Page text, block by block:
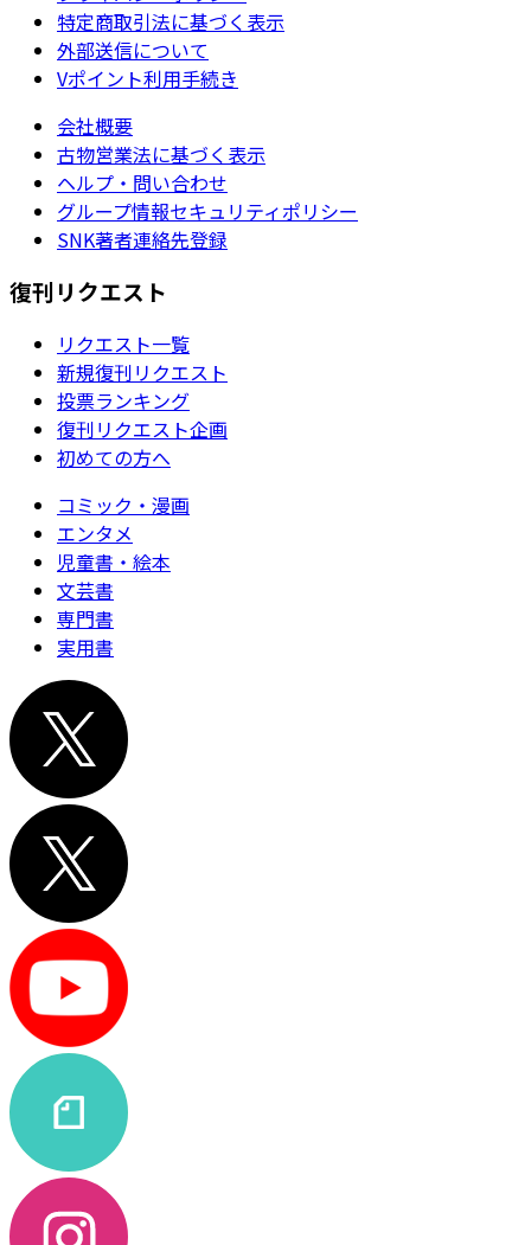
特定商取引法に基づく表示
外部送信について
Vポイント利用手続き
会社概要
古物営業法に基づく表示
ヘルプ・問い合わせ
グループ情報セキュリティポリシー
SNK著者連絡先登録
復刊リクエスト
リクエスト一覧
新規復刊リクエスト
投票ランキング
復刊リクエスト企画
初めての方へ
コミック・漫画
エンタメ
児童書・絵本
文芸書
専門書
実用書